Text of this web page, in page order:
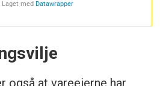
også at vareeierne har